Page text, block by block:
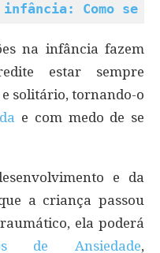
infância: Como se
na infância fazem
estar sempre
solitário, tornando-o
e com medo de se
e da
a criança passou
ela poderá
de Ansiedade,